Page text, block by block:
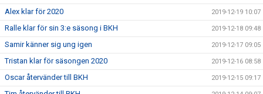
Alex klar för 2020 2019-12-19 10:07
Ralle klar för sin 3:e säsong i BKH 2019-12-18 09:48
Samir känner sig ung igen 2019-12-17 09:05
Tristan klar för säsongen 2020 2019-12-16 08:58
Oscar återvänder till BKH 2019-12-15 09:17